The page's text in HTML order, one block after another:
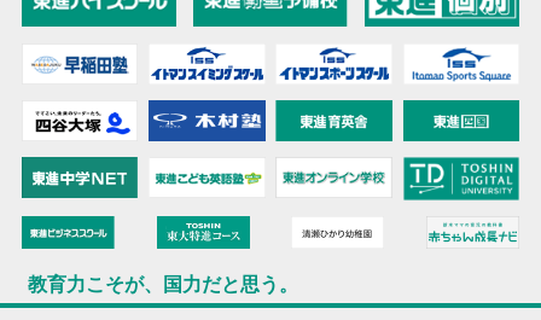
教育力こそが、国力だと思う。